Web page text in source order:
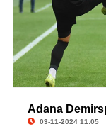
Adana
03-11-2024 11:05